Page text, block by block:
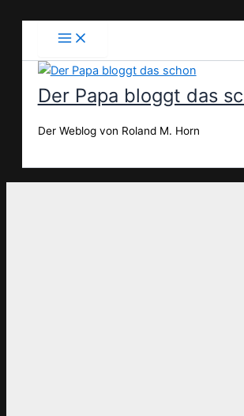
Der Papa bloggt das
Der Weblog von Roland M. Horn